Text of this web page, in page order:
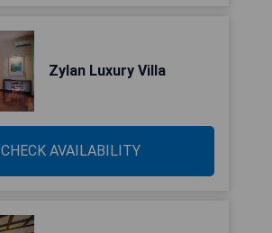
Zylan Luxury Villa
CHECK AVAILABILITY